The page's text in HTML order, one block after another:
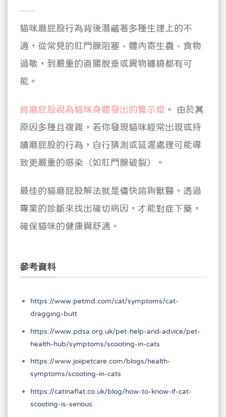
貓咪磨屁股行為背後潛藏著多種生理上的不
適，從常見的肛門腺阻塞、體內寄生蟲、食物
過敏，到嚴重的直腸脫垂或異物纏繞都有可
能。
將磨屁股視為貓咪身體發出的警示燈 。 由於其
原因多種且複雜，若你發現貓咪經常出現或持
續磨屁股的行為，自行猜測或延遲處理可能導
致更嚴重的感染（如肛門腺破裂）。
最佳的貓磨屁股解法就是儘快諮詢獸醫，透過
專業的診斷來找出確切病因，才能對症下藥，
確保貓咪的健康與舒適。
參考資料
https://www.petmd.com/cat/symptoms/cat-
dragging-butt
https://www.pdsa.org.uk/pet-help-and-advice/pet-
health-hub/symptoms/scooting-in-cats
https://www.joiipetcare.com/blogs/health-
symptoms/scooting-in-cats
https://catinaflat.co.uk/blog/how-to-know-if-cat-
scooting-is-serious